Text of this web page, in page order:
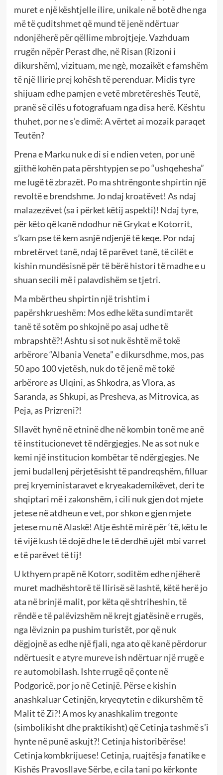
muret e një kështjelle ilire, unikale në botë dhe nga
më të çuditshmet që mund të jenë ndërtuar
ndonjëherë për qëllime mbrojtjeje. Vazhduam
rrugën nëpër Perast dhe, në Risan (Rizoni i
dikurshëm), vizituam, me ngè, mozaikët e famshëm
të një Ilirie prej kohësh të perenduar. Midis tyre
shijuam edhe pamjen e vetë mbretëreshës Teutë,
pranë së cilës u fotografuam nga disa herë. Kështu
thuhet, por ne s’e dimë: A vërtet ai mozaik paraqet
Teutën?
Prena e Marku nuk e di si e ndien veten, por unë
gjithë kohën pata përshtypjen se po “ushqehesha”
me lugë të zbrazët. Po ma shtrëngonte shpirtin një
revoltë e brendshme. Jo ndaj kroatëvet! As ndaj
malazezëvet (sa i përket këtij aspekti)! Ndaj tyre,
për këto që kanë ndodhur në Grykat e Kotorrit,
s’kam pse të kem asnjë ndjenjë të keqe. Por ndaj
mbretërvet tanë, ndaj të parëvet tanë, të cilët e
kishin mundësisnë për të bërë histori të madhe e u
shuan secili më i palavdishëm se tjetri.
Ma mbërtheu shpirtin një trishtim i
papërshkrueshëm: Mos edhe këta sundimtarët
tanë të sotëm po shkojnë po asaj udhe të
mbrapshtë?! Ashtu si sot nuk është më tokë
arbërore “Albania Veneta” e dikursdhme, mos, pas
50 apo 100 vjetësh, nuk do të jenë më tokë
arbërore as Ulqini, as Shkodra, as Vlora, as
Saranda, as Shkupi, as Presheva, as Mitrovica, as
Peja, as Prizreni?!
Sllavët hynë në etninë dhe në kombin tonë me anë
të institucionevet të ndërgjegjes. Ne as sot nuk e
kemi një institucion kombëtar të ndërgjegjes. Ne
jemi budallenj përjetësisht të pandreqshëm, filluar
prej kryeministaravet e kryeakademikëvet, deri te
shqiptari më i zakonshëm, i cili nuk gjen dot mjete
jetese në atdheun e vet, por shkon e gjen mjete
jetese mu në Alaskë! Atje është mirë për ‘të, këtu le
të vijë kush të dojë dhe le të derdhë ujët mbi varret
e të parëvet të tij!
U kthyem prapë në Kotorr, soditëm edhe njëherë
muret madhështorë të Ilirisë së lashtë, këtë herë jo
ata në brinjë malit, por këta që shtriheshin, të
rëndë e të palëvizshëm në krejt gjatësinë e rrugës,
nga lëviznin pa pushim turistët, por që nuk
dëgjojnë as edhe një fjali, nga ato që kanë përdorur
ndërtuesit e atyre mureve ish ndërtuar një rrugë e
re automobilash. Ishte rrugë që çonte në
Podgoricë, por jo në Cetinjë. Përse e kishin
anashkaluar Cetinjën, kryeqytetin e dikurshëm të
Malit të Zi?! A mos ky anashkalim tregonte
(simbolikisht dhe praktikisht) që Cetinja tashmë s’i
hynte në punë askujt?! Cetinja historibërëse!
Cetinja kombkrijuese! Cetinja, ruajtësja fanatike e
Kishës Pravosllave Sërbe, e cila tani po kërkonte